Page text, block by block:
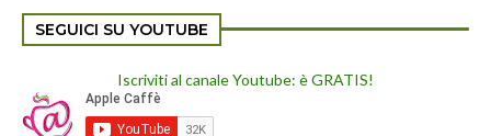
SEGUICI SU YOUTUBE
Iscriviti al canale Youtube: è GRATIS!